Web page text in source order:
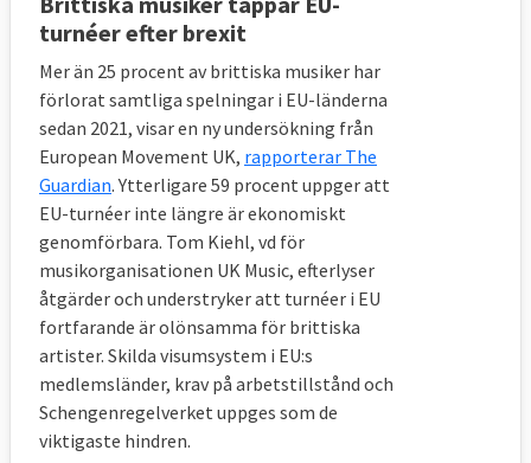
kan den i första hand vända sig till själva
nationella domstolar i både EU och
Storbritannien. Brittiska domstolar kan
rådfråga EU-domstolen om vägledning under
en period på åtta år.
En delfråga som man ännu inte enats om är
huruvida brittiska medborgare som bor i ett
EU-land i dag ska kunna flytta till ett annat
EU-land under samma förutsättningar som i
dag.
När övergångsperioden löper ut i slutet av
2020 väntas den fria rörligheten för EU-
medborgare i Storbritannien upphöra.
turnéer efter brexit
Mer än 25 procent av brittiska musiker har
förlorat samtliga spelningar i EU-länderna
sedan 2021, visar en ny undersökning från
European Movement UK, rapporterar The
Guardian. Ytterligare 59 procent uppger att
EU-turnéer inte längre är ekonomiskt
genomförbara. Tom Kiehl, vd för
musikorganisationen UK Music, efterlyser
åtgärder och understryker att turnéer i EU
fortfarande är olönsamma för brittiska
artister. Skilda visumsystem i EU:s
medlemsländer, krav på arbetstillstånd och
Schengenregelverket uppges som de
viktigaste hindren.